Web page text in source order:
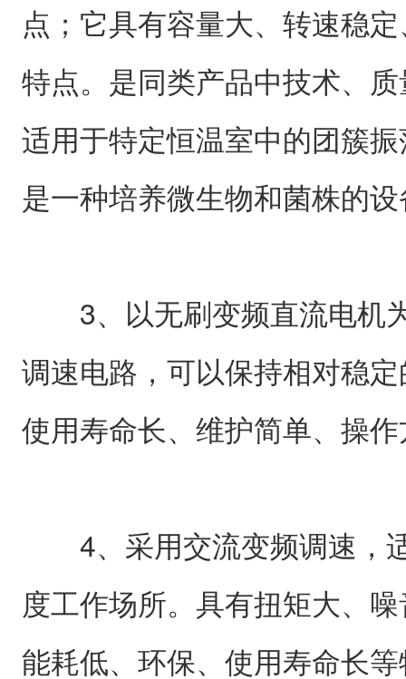
点；它具有容量大、转速稳
特点。是同类产品中技术、
适用于特定恒温室中的团簇
是一种培养微生物和菌株的
3、以无刷变频直流电机
调速电路，可以保持相对稳
使用寿命长、维护简单、操
4、采用交流变频调速，
度工作场所。具有扭矩大、
能耗低、环保、使用寿命长